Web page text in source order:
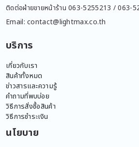
ติดต่อฝ่ายขายหน้าร้าน 063-5255213 / 063-
Email: contact@lightmax.co.th
บริการ
เกี่ยวกับเรา
สินค้าทั้งหมด
ข่าวสารและความรู้
คำถามที่พบบ่อย
วิธีการสั่งซื้อสินค้า
วิธีการชำระเงิน
นโยบาย